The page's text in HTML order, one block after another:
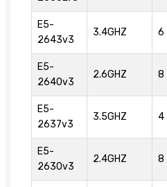
E5-
2643v3
3.4GHZ 6
E5-
2640v3
2.6GHZ 8
E5-
2637v3
3.5GHZ 4
E5-
2630v3
2.4GHZ 8